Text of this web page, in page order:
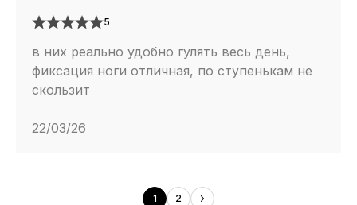
5
в них реально удобно гулять весь день,
фиксация ноги отличная, по ступенькам не
скользит
22/03/26
1 2